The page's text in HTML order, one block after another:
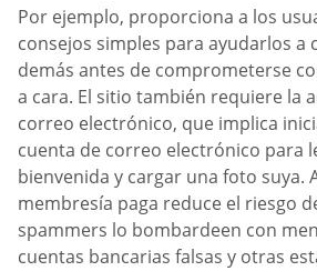
Por ejemplo, proporciona a los
consejos simples para ayudarlos a
demás antes de comprometerse
a cara. El sitio también requiere la
correo electrónico, que implica
cuenta de correo electrónico para
bienvenida y cargar una foto suya.
membresía paga reduce el riesgo
spammers lo bombardeen con
cuentas bancarias falsas y otras